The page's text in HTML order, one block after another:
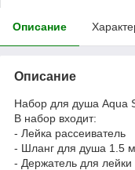
Описание
Описание
Набор для душа Aqua
В набор входит:
- Лейка рассеиватель
- Шланг для душа 1.5 м
- Держатель для лейки